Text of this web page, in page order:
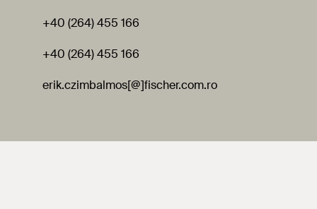
+40 (264) 455 166
+40 (264) 455 166
erik.czimbalmos[@]fischer.com.ro